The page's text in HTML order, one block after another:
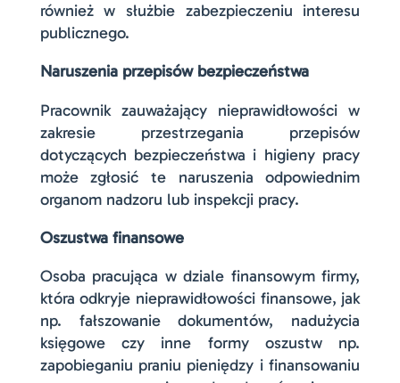
również w służbie zabezpieczeniu interesu
publicznego.
Naruszenia przepisów bezpieczeństwa
Pracownik zauważający nieprawidłowości w
zakresie przestrzegania przepisów
dotyczących bezpieczeństwa i higieny pracy
może zgłosić te naruszenia odpowiednim
organom nadzoru lub inspekcji pracy.
Oszustwa finansowe
Osoba pracująca w dziale finansowym firmy,
która odkryje nieprawidłowości finansowe, jak
np. fałszowanie dokumentów, nadużycia
księgowe czy inne formy oszustw np.
zapobieganiu praniu pieniędzy i finansowaniu